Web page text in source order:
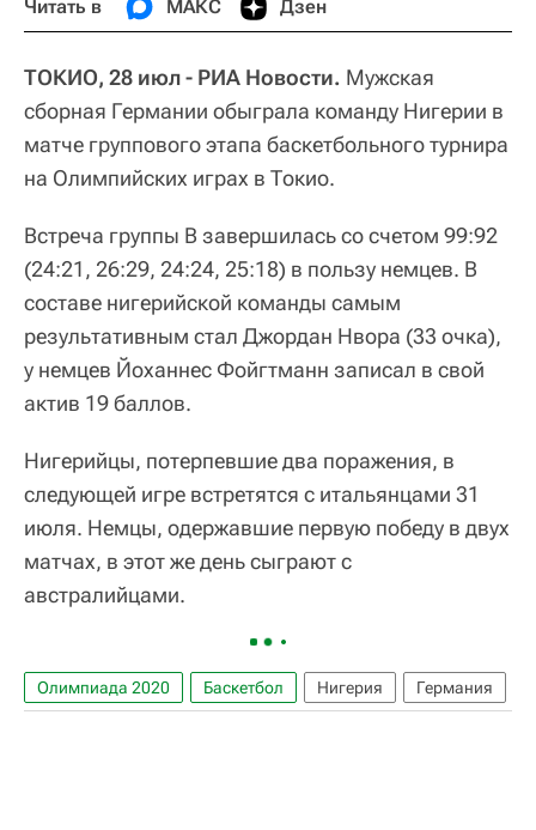
Читать в МАКС Дзен
ТОКИО, 28 июл - РИА Новости. Мужская
сборная Германии обыграла команду Нигерии в
матче группового этапа баскетбольного турнира
на Олимпийских играх в Токио.
Встреча группы B завершилась со счетом 99:92
(24:21, 26:29, 24:24, 25:18) в пользу немцев. В
составе нигерийской команды самым
результативным стал Джордан Нвора (33 очка),
у немцев Йоханнес Фойгтманн записал в свой
актив 19 баллов.
Нигерийцы, потерпевшие два поражения, в
следующей игре встретятся с итальянцами 31
июля. Немцы, одержавшие первую победу в двух
матчах, в этот же день сыграют с
австралийцами.
Олимпиада 2020 Баскетбол Нигерия Германия